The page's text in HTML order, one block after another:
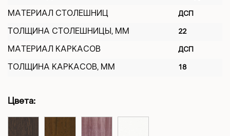
МАТЕРИАЛ СТОЛЕШНИЦ ДСП
ТОЛЩИНА СТОЛЕШНИЦЫ, ММ 22
МАТЕРИАЛ КАРКАСОВ ДСП
ТОЛЩИНА КАРКАСОВ, ММ 18
Цвета: